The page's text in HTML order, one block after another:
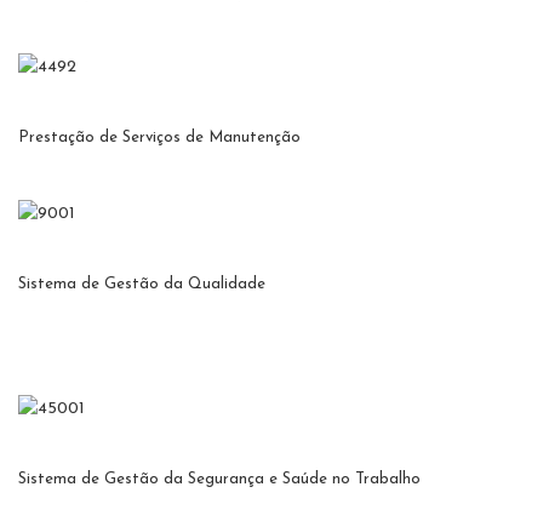
Prestação de Serviços de Manutenção
Sistema de Gestão da Qualidade
Sistema de Gestão da Segurança e Saúde no Trabalho